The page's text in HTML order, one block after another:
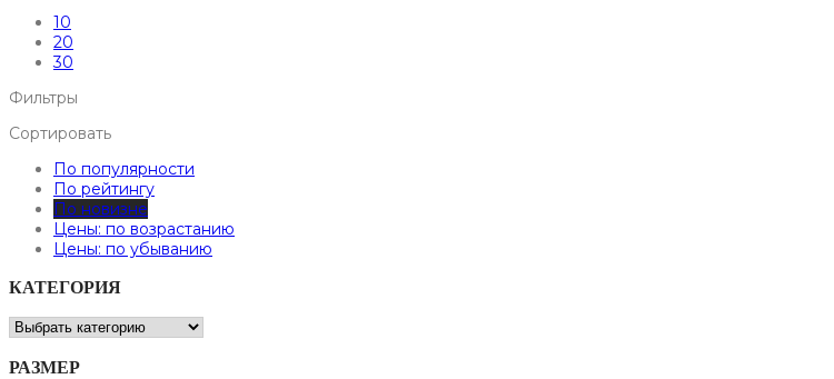
10
20
30
Фильтры
Сортировать
По популярности
По рейтингу
По новизне
Цены: по возрастанию
Цены: по убыванию
КАТЕГОРИЯ
РАЗМЕР